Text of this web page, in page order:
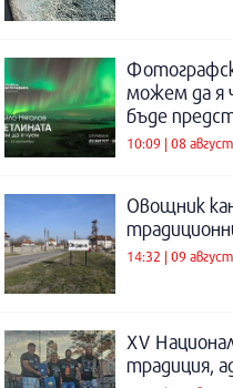
можем да я
бъде
10:09 | 08
Овощник
14:32 | 09
XV
традиция,